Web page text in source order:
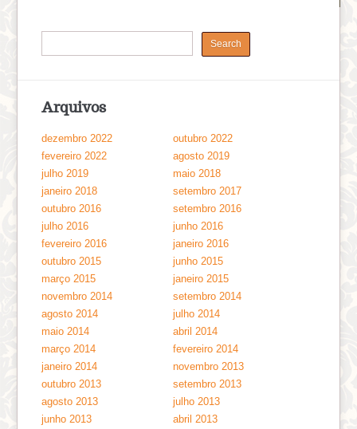
Arquivos
dezembro 2022
outubro 2022
fevereiro 2022
agosto 2019
julho 2019
maio 2018
janeiro 2018
setembro 2017
outubro 2016
setembro 2016
julho 2016
junho 2016
fevereiro 2016
janeiro 2016
outubro 2015
junho 2015
março 2015
janeiro 2015
novembro 2014
setembro 2014
agosto 2014
julho 2014
maio 2014
abril 2014
março 2014
fevereiro 2014
janeiro 2014
novembro 2013
outubro 2013
setembro 2013
agosto 2013
julho 2013
junho 2013
abril 2013